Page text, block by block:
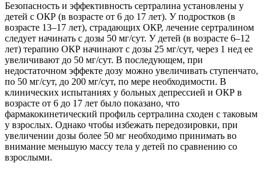
Безопасность и эффективность сертралина установлены у
детей с ОКР (в возрасте от 6 до 17 лет). У подростков (в
возрасте 13–17 лет), страдающих ОКР, лечение сертралином
следует начинать с дозы 50 мг/сут. У детей (в возрасте 6–12
лет) терапию ОКР начинают с дозы 25 мг/сут, через 1 нед ее
увеличивают до 50 мг/сут. В последующем, при
недостаточном эффекте дозу можно увеличивать ступенчато,
по 50 мг/сут, до 200 мг/сут, по мере необходимости. В
клинических испытаниях у больных депрессией и ОКР в
возрасте от 6 до 17 лет было показано, что
фармакокинетический профиль сертралина сходен с таковым
у взрослых. Однако чтобы избежать передозировки, при
увеличении дозы более 50 мг необходимо принимать во
внимание меньшую массу тела у детей по сравнению со
взрослыми.